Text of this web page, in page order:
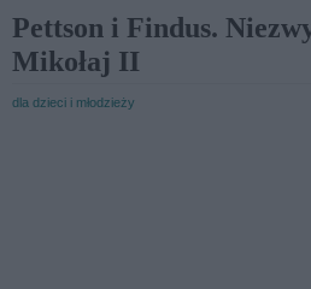
Pettson i Findus.
Mikołaj II
dla dzieci i młodzieży